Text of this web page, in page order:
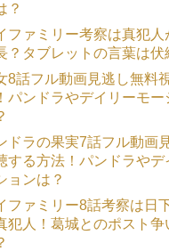
？
ファミリー考察は真犯人
？タブレットの言葉は伏
8話フル動画見逃し無料
パンドラやデイリーモー
ドラの果実7話フル動画
する方法！パンドラやデ
ョンは？
ファミリー8話考察は日
犯人！葛城とのポスト争